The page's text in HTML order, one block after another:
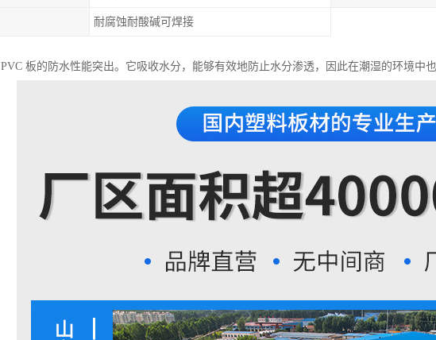
耐腐蚀耐酸碱可焊接
PVC 板的防水性能突出。它吸收水分，能够有效地防止水分渗透，因此在潮湿的环境中